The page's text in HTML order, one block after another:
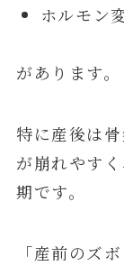
ホルモン
があります。
特に産後は
が崩れやす
期です。
「産前のズ